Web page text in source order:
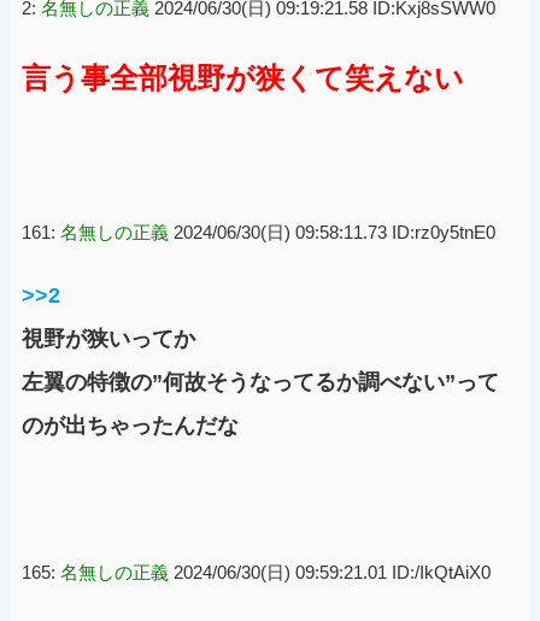
2: 名無しの正義 2024/06/30(日) 09:19:21.58 ID:Kxj8sSWW0
言う事全部視野が狭くて笑えない
161: 名無しの正義 2024/06/30(日) 09:58:11.73 ID:rz0y5tnE0
>>2
視野が狭いってか
左翼の特徴の”何故そうなってるか調べない”って
のが出ちゃったんだな
165: 名無しの正義 2024/06/30(日) 09:59:21.01 ID:/IkQtAiX0